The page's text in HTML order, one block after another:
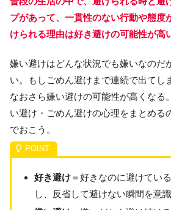
プがあって、一貫性のない行動や態度
けられる理由は好き避けの可能性が高
嫌い避けはどんな状況でも嫌いなのだ
い。もしごめん避けまで連続で出てし
なおさら嫌い避けの可能性が高くなる
い避け・ごめん避けの心理をまとめる
でおこう。
好き避け＝好きなのに避けてい
し、反省して避けない瞬間を意